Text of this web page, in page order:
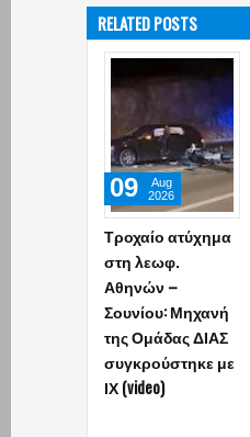
RELATED POSTS
Τροχαίο ατύχημα
στη λεωφ.
Αθηνών –
Σουνίου: Μηχανή
της Ομάδας ΔΙΑΣ
συγκρούστηκε με
ΙΧ (video)
09
Aug
2026